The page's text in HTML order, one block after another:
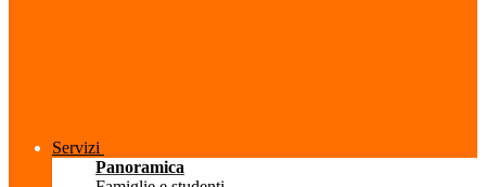
Servizi
Panoramica